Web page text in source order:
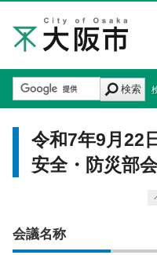
検索
令和7年9月22
安全・防災部会
会議名称